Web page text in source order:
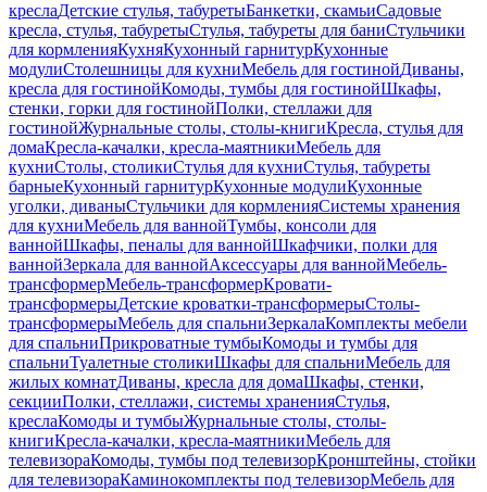
креслаДетские стулья, табуретыБанкетки, скамьиСадовые
кресла, стулья, табуретыСтулья, табуреты для баниСтульчики
для кормленияКухняКухонный гарнитурКухонные
модулиСтолешницы для кухниМебель для гостинойДиваны,
кресла для гостинойКомоды, тумбы для гостинойШкафы,
стенки, горки для гостинойПолки, стеллажи для
гостинойЖурнальные столы, столы-книгиКресла, стулья для
домаКресла-качалки, кресла-маятникиМебель для
кухниСтолы, столикиСтулья для кухниСтулья, табуреты
барныеКухонный гарнитурКухонные модулиКухонные
уголки, диваныСтульчики для кормленияСистемы хранения
для кухниМебель для ваннойТумбы, консоли для
ваннойШкафы, пеналы для ваннойШкафчики, полки для
ваннойЗеркала для ваннойАксессуары для ваннойМебель-
трансформерМебель-трансформерКровати-
трансформерыДетские кроватки-трансформерыСтолы-
трансформерыМебель для спальниЗеркалаКомплекты мебели
для спальниПрикроватные тумбыКомоды и тумбы для
спальниТуалетные столикиШкафы для спальниМебель для
жилых комнатДиваны, кресла для домаШкафы, стенки,
секцииПолки, стеллажи, системы храненияСтулья,
креслаКомоды и тумбыЖурнальные столы, столы-
книгиКресла-качалки, кресла-маятникиМебель для
телевизораКомоды, тумбы под телевизорКронштейны, стойки
для телевизораКаминокомплекты под телевизорМебель для